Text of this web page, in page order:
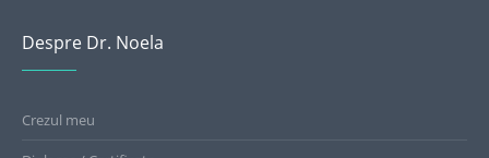
Despre Dr. Noela
Crezul meu